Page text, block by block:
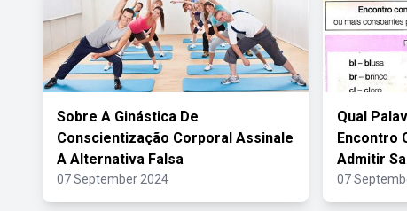
Sobre A Ginástica De
Conscientização Corporal Assinale
A Alternativa Falsa
07 September 2024
Qual
Encontro
Admitir
07